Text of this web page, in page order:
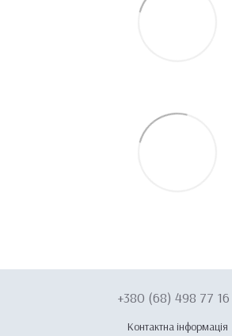
+380 (68) 498 77 16
Контактна інформація